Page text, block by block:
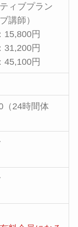
ィブプラン
講師）
15,800円
31,200円
45,100円
（24時間体